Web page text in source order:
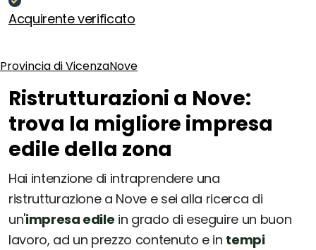
Acquirente verificato
Provincia di VicenzaNove
Ristrutturazioni a Nove:
trova la migliore impresa
edile della zona
Hai intenzione di intraprendere una
ristrutturazione a Nove e sei alla ricerca di
un'impresa edile in grado di eseguire un buon
lavoro, ad un prezzo contenuto e in tempi